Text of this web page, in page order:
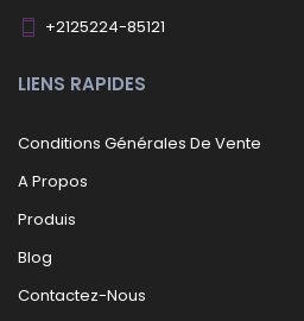
+2125224-85121
LIENS RAPIDES
Conditions Générales De Vente
A Propos
Produis
Blog
Contactez-Nous